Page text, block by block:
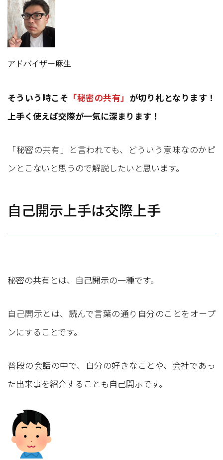
アドバイザー麻生
そういう時こそ 「秘密の共有」 が切り札となります！
上手く使えば交際が一気に深まります！
「秘密の共有」と言われても、どういう意味なのかピ
ンとこないと思うので解説したいと思います。
自己開示上手は交際上手
秘密の共有とは、自己開示の一種です。
自己開示とは、読んで言葉の通り自分のことをオープ
ンにすることです。
普段の会話の中で、自分の好きなことや、会社であっ
た出来事を紹介することも自己開示です。